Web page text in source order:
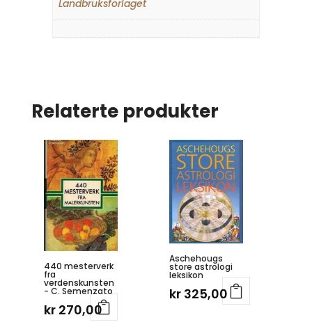
Landbruksforlaget
Relaterte produkter
440 mesterverk
fra
verdenskunsten
- C. Semenzato
kr270,00
Aschehougs
store astrologi
leksikon
kr 325,00